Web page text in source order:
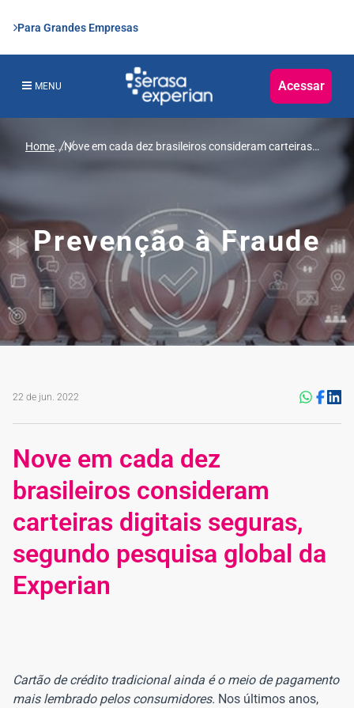
Para Grandes Empresas
MENU Acessar
Home...Nove em cada dez brasileiros consideram carteiras
Prevenção à Fraude
22 de jun. 2022
Nove em cada dez
brasileiros consideram
carteiras digitais seguras,
segundo pesquisa global da
Experian
Cartão de crédito tradicional ainda é o meio de pagamento
mais lembrado pelos consumidores. Nos últimos anos,